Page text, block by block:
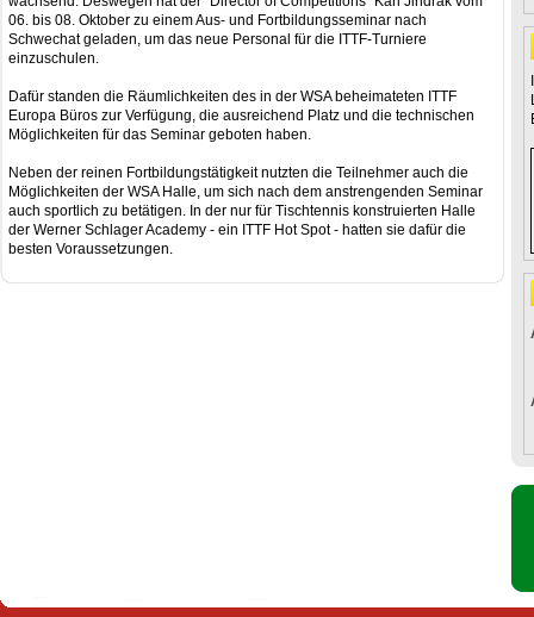
06. bis 08. Oktober zu einem Aus- und Fortbildungsseminar nach
Schwechat geladen, um das neue Personal für die ITTF-Turniere
einzuschulen.
Dafür standen die Räumlichkeiten des in der WSA beheimateten ITTF
Europa Büros zur Verfügung, die ausreichend Platz und die technischen
Möglichkeiten für das Seminar geboten haben.
Neben der reinen Fortbildungstätigkeit nutzten die Teilnehmer auch die
Möglichkeiten der WSA Halle, um sich nach dem anstrengenden Seminar
auch sportlich zu betätigen. In der nur für Tischtennis konstruierten Halle
der Werner Schlager Academy - ein ITTF Hot Spot - hatten sie dafür die
besten Voraussetzungen.